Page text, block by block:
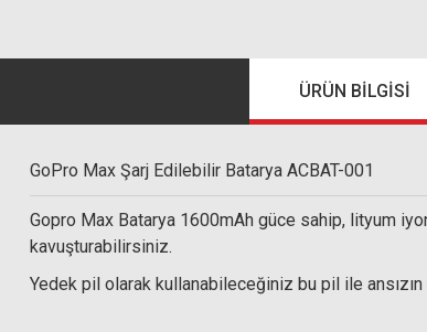
ÜRÜN BILGISI
GoPro Max Şarj Edilebilir Batarya ACBAT-001
Gopro Max Batarya 1600mAh güce sahip, lityum
kavuşturabilirsiniz.
Yedek pil olarak kullanabileceğiniz bu pil ile